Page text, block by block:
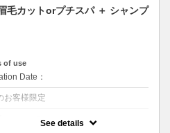
毛カットorプチスパ ＋ シャンプ
of use
Date：
お客様限定
See details